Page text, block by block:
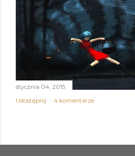
stycznia 04, 2015
Udostępnij
4 komentarze